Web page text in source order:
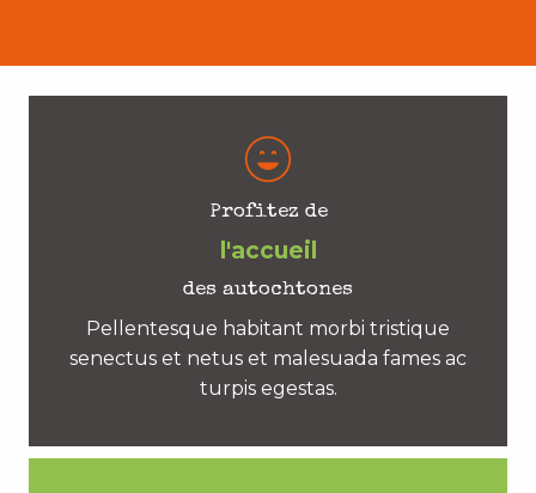
Profitez de
l'accueil
des autochtones
Pellentesque habitant morbi tristique
senectus et netus et malesuada fames ac
turpis egestas.